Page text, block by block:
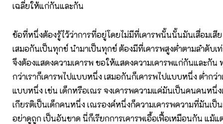
เฉลี่ยให้แก่กันและกัน
ข้อที่หนึ่งต้องรู้ไว้ว่าการที่อยู่โดยไม่มีที่เคารพนั้นนั้นมันเสื่อมเสี
เสมอกันเป็นทุกข์ นำมาเป็นทุกข์ ต้องมีที่เคารพสูงต่ำตามลำดับเ
จึงต้องแสดงความเคารพ ขอให้แสดงความเคารพแก่กันและกัน
กว่าเราก็เคารพไปแบบหนึ่ง เสมอกันก็เคารพไปแบบหนึ่ง ต่ำกว่า
แบบหนึ่ง เช่น เด็กหรือเณร จงเคารพความแค่มันเป็นคนคนหนึ่
เกียรติเป็นเด็กคนหนึ่ง เณรองค์หนึ่งก็ความเคารพความที่มันเป็
อย่าดูถูก เป็นอันขาด นี่ก็เรียกการเคารพเอื้อเฟื้อเหมือนกัน แม้